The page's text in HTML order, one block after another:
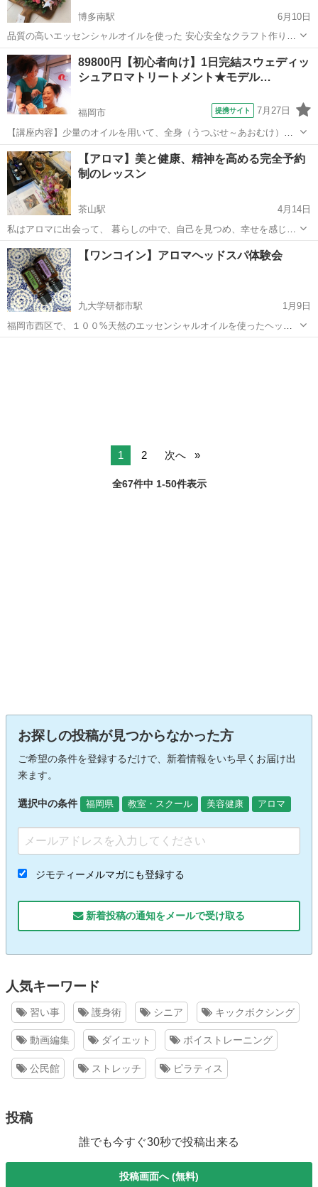
博多南駅
6月10日
品質の高いエッセンシャルオイルを使った 安心安全なクラフト作り一
緒にしませんか？ 小さいお子さんから高齢者の方々まで使えます😊
(例) 消臭スプレー、保湿・痒み対策クリーム、 香水、虫除けスプレ
ー、サシェ、制汗スプレー、 ア...
福岡 那珂川市 博多南駅 アロマ アロマクラフト
89800円【初心者向け】1日完結スウェディッ
シュアロマトリートメント★モデル…
福岡市 提携サイト 7月27日
【講座内容】少量のオイルを用いて、全身（うつぶせ～あおむけ）の
技術を1日完結７時間程度で、マンツーマンレッスンで学習できます。
実技中心ですが、トラブル回避の為、学科も行います。お一人の方も
お気軽にお越し下さい。修了証ディプロ...
福岡 福岡市
【アロマ】美と健康、精神を高める完全予約
制のレッスン
茶山駅
4月14日
私はアロマに出会って、 暮らしの中で、自己を見つめ、幸せを感じ、
美意識・健康・精神を高める生活を続けています。 そんな自分自身の
経験から、 14年間、アロマの魅力を発信し続けて 幸せを感じる「ライ
フスタイルの...
福岡 福岡市 アロマ アロマテラピー
【ワンコイン】アロマヘッドスパ体験会
九大学研都市駅
1月9日
福岡市西区で、１００%天然のエッセンシャルオイルを使ったヘッド
スパ体験会を予定しています。 西区九大学研都市駅すぐの会場で、綿
1 2 次へ
全67件中 1-50件表示
お探しの投稿が見つからなかった方
ご希望の条件を登録するだけで、新着情報をいち早くお届け出
来ます。
選択中の条件 福岡県 教室・スクール 美容健康 アロマ
ジモティーメルマガにも登録する
新着投稿の通知をメールで受け取る
人気キーワード
習い事 護身術 シニア キックボクシング
動画編集 ダイエット ボイストレーニング
公民館 ストレッチ ピラティス
投稿
誰でも今すぐ30秒で投稿出来る
投稿画面へ (無料)